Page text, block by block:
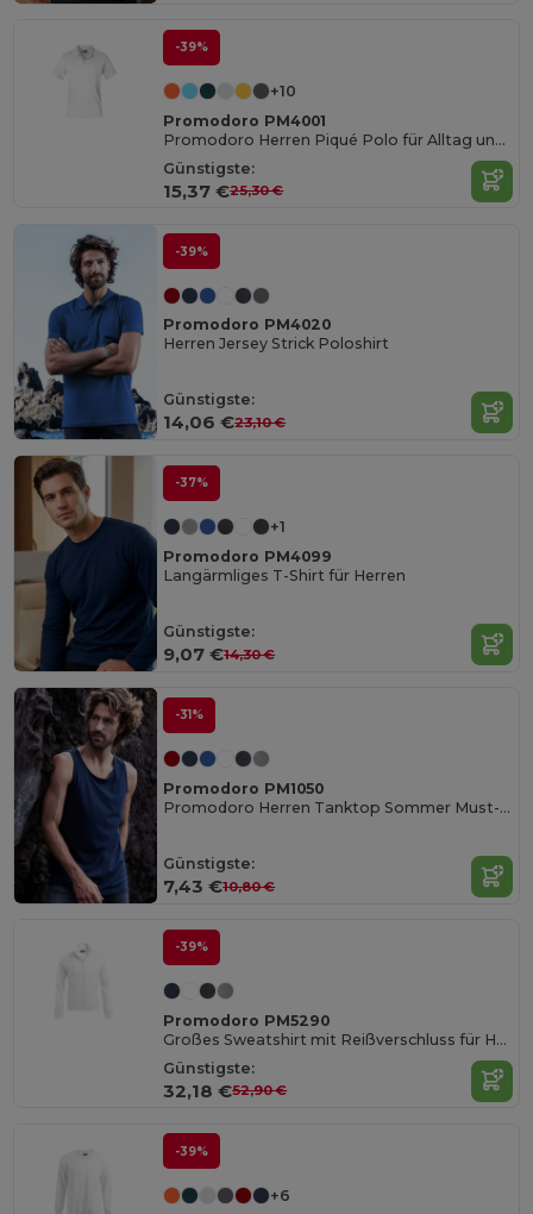
-39%
+10
Promodoro PM4001
Promodoro Herren Piqué Polo für Alltag und Freizeit
Günstigste:
15,37 €25,30 €
-39%
Promodoro PM4020
Herren Jersey Strick Poloshirt
Günstigste:
14,06 €23,10 €
-37%
+1
Promodoro PM4099
Langärmliges T-Shirt für Herren
Günstigste:
9,07 €14,30 €
-31%
Promodoro PM1050
Promodoro Herren Tanktop Sommer Must-Have
Günstigste:
7,43 €10,80 €
-39%
Promodoro PM5290
Großes Sweatshirt mit Reißverschluss für Herren
Günstigste:
32,18 €52,90 €
-39%
+6